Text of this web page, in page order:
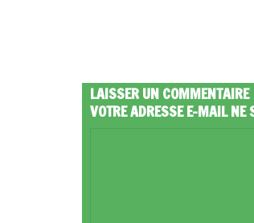
LAISSER UN COMMENTAIRE
VOTRE ADRESSE E-MAIL NE